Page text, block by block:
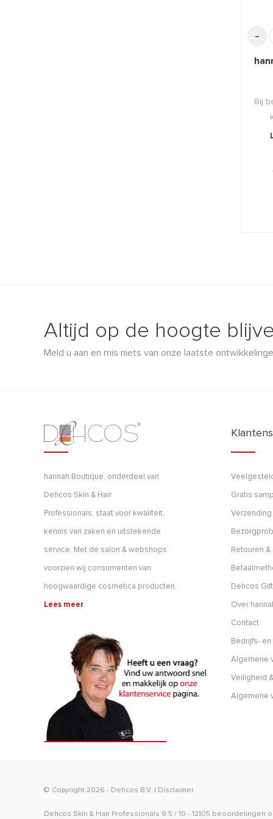
-
Bij
Altijd op de hoogte
Meld u aan en mis niets van onze laatste
hannah Boutique, onderdeel van
Dehcos Skin & Hair
Professionals, staat voor kwaliteit,
kennis van zaken en uitstekende
service. Met de salon & webshops
voorzien wij consumenten van
hoogwaardige cosmetica producten.
Lees meer
Gratis
Retouren &
Dehcos
Over
Contact
Bedrijfs-
Algemene
Veiligheid
Algemene
© Copyright 2026 - Dehcos B.V. Disclaimer
Dehcos Skin & Hair Professionals 9.5 / 10 - 12105 beoordelingen